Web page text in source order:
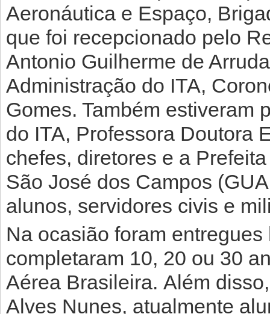
Aeronáutica e Espaço,
que foi recepcionado pelo
Antonio Guilherme de
Administração do ITA,
Gomes. Também estiveram
do ITA, Professora Doutora
chefes, diretores e a
São José dos Campos
alunos, servidores civis e
Na ocasião foram
completaram 10, 20 ou 30
Aérea Brasileira. Além
Alves Nunes, atualmente